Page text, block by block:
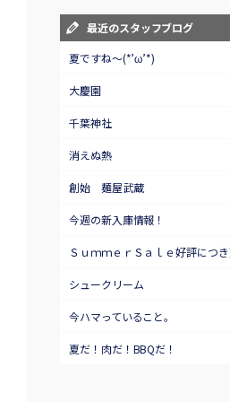
最近のスタッフブログ
夏ですね～(*’ω’*)
大慶園
千葉神社
消えぬ熱
創始 麺屋武蔵
今週の新入庫情報！
ＳｕｍｍｅｒＳａｌｅ好評につ
シュークリーム
今ハマっていること。
夏だ！肉だ！BBQだ！